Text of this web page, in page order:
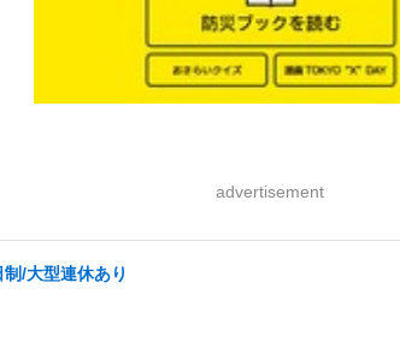
advertisement
/大型連休あり